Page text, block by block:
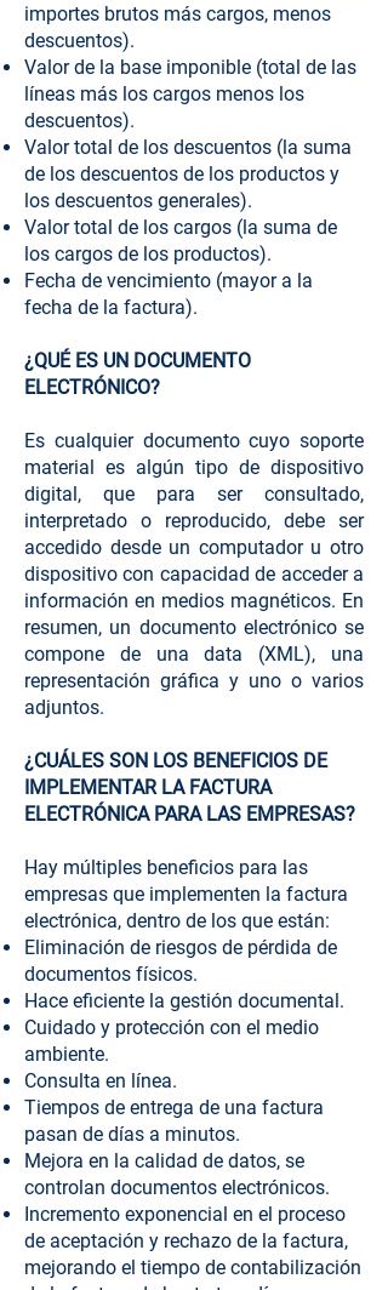
importes brutos más cargos, menos
descuentos).
Valor de la base imponible (total de las
líneas más los cargos menos los
descuentos).
Valor total de los descuentos (la suma
de los descuentos de los productos y
los descuentos generales).
Valor total de los cargos (la suma de
los cargos de los productos).
Fecha de vencimiento (mayor a la
fecha de la factura).
¿QUÉ ES UN DOCUMENTO
ELECTRÓNICO?
Es cualquier documento cuyo soporte
material es algún tipo de dispositivo
digital, que para ser consultado,
interpretado o reproducido, debe ser
accedido desde un computador u otro
dispositivo con capacidad de acceder a
información en medios magnéticos. En
resumen, un documento electrónico se
compone de una data (XML), una
representación gráfica y uno o varios
adjuntos.
¿CUÁLES SON LOS BENEFICIOS DE
IMPLEMENTAR LA FACTURA
ELECTRÓNICA PARA LAS EMPRESAS?
Hay múltiples beneficios para las
empresas que implementen la factura
electrónica, dentro de los que están:
Eliminación de riesgos de pérdida de
documentos físicos.
Hace eficiente la gestión documental.
Cuidado y protección con el medio
ambiente.
Consulta en línea.
Tiempos de entrega de una factura
pasan de días a minutos.
Mejora en la calidad de datos, se
controlan documentos electrónicos.
Incremento exponencial en el proceso
de aceptación y rechazo de la factura,
mejorando el tiempo de contabilización